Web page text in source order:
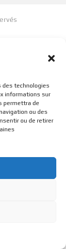
des technologies
informations sur
permettra de
ou des
ou de retirer